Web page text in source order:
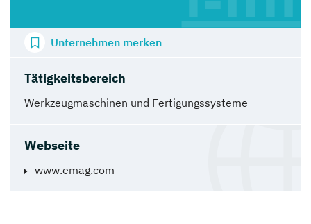
Tätigkeitsbereich
Werkzeugmaschinen und Fertigungssysteme
Webseite
www.emag.com
Unternehmen merken